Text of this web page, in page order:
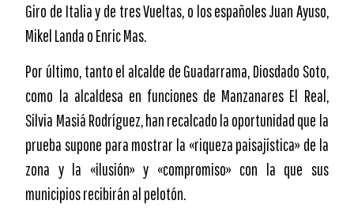
Giro de Italia y de tres Vueltas, o los españoles Juan Ayuso,
Mikel Landa o Enric Mas.
Por último, tanto el alcalde de Guadarrama, Diosdado Soto,
como la alcaldesa en funciones de Manzanares El Real,
Silvia Masiá Rodríguez, han recalcado la oportunidad que la
prueba supone para mostrar la «riqueza paisajística» de la
zona y la «ilusión» y «compromiso» con la que sus
municipios recibirán al pelotón.